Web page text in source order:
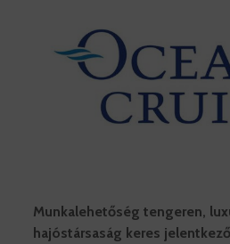
Munkalehetőség tengeren,
hajóstársaság keres